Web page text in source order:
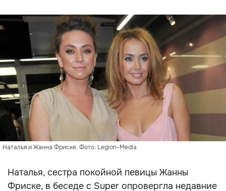
Наталья и Жанна Фриске. Фото: Legion-Media
Наталья, сестра покойной певицы Жанны
Фриске, в беседе с Super опровергла недавние